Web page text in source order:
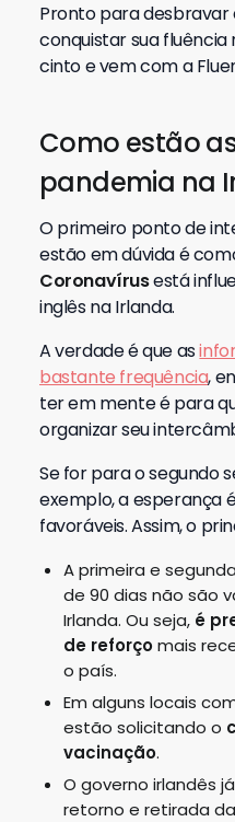
Pronto para desbravar
conquistar sua fluência
cinto e vem com a
Como estão
pandemia na
O primeiro ponto de
estão em dúvida é
Coronavírusestá
inglês na Irlanda.
A verdade é que as
bastante frequência,
ter em mente é para
organizar seu
Se for para o segundo
exemplo, a esperança
favoráveis. Assim, o
A primeira e
de 90 dias não são
Irlanda. Ou seja, é
de reforçomais
o país.
Em alguns locais
estão solicitando o
vacinação.
O governo irlandês
retorno e retirada